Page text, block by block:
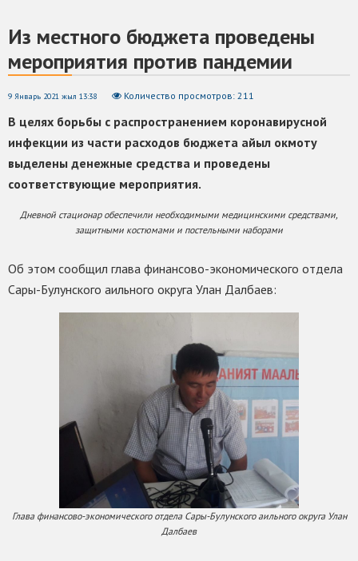
Из местного бюджета проведены
мероприятия против пандемии
9 Январь 2021 жыл 13:38 Количество просмотров: 211
В целях борьбы с распространением коронавирусной
инфекции из части расходов бюджета айыл окмоту
выделены денежные средства и проведены
соответствующие мероприятия.
Дневной стационар обеспечили необходимыми медицинскими средствами,
защитными костюмами и постельными наборами
Об этом сообщил глава финансово-экономического отдела
Сары-Булунского аильного округа Улан Далбаев:
Глава финансово-экономического отдела Сары-Булунского аильного округа Улан
Далбаев